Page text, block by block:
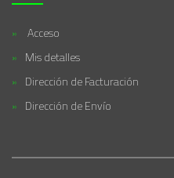
Acceso
Mis detalles
Dirección de Facturación
Dirección de Envío